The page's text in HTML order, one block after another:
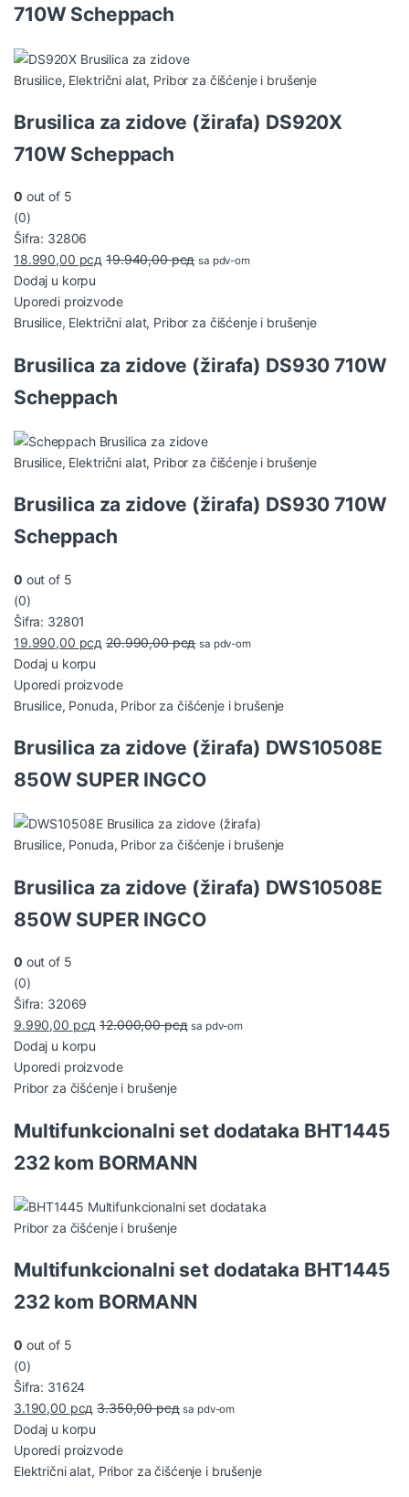
710W Scheppach
Brusilice, Električni alat, Pribor za čišćenje i brušenje
Brusilica za zidove (žirafa) DS920X
710W Scheppach
0 out of 5
(0)
Šifra: 32806
18.990,00 рсд 19.940,00рсд sa pdv-om
Dodaj u korpu
Uporedi proizvode
Brusilice, Električni alat, Pribor za čišćenje i brušenje
Brusilica za zidove (žirafa) DS930 710W
Scheppach
Brusilice, Električni alat, Pribor za čišćenje i brušenje
Brusilica za zidove (žirafa) DS930 710W
Scheppach
0 out of 5
(0)
Šifra: 32801
19.990,00 рсд 20.990,00рсд sa pdv-om
Dodaj u korpu
Uporedi proizvode
Brusilice, Ponuda, Pribor za čišćenje i brušenje
Brusilica za zidove (žirafa) DWS10508E
850W SUPER INGCO
Brusilice, Ponuda, Pribor za čišćenje i brušenje
Brusilica za zidove (žirafa) DWS10508E
850W SUPER INGCO
0 out of 5
(0)
Šifra: 32069
9.990,00 рсд 12.000,00рсд sa pdv-om
Dodaj u korpu
Uporedi proizvode
Pribor za čišćenje i brušenje
Multifunkcionalni set dodataka BHT1445
232 kom BORMANN
Pribor za čišćenje i brušenje
Multifunkcionalni set dodataka BHT1445
232 kom BORMANN
0 out of 5
(0)
Šifra: 31624
3.190,00 рсд 3.350,00рсд sa pdv-om
Dodaj u korpu
Uporedi proizvode
Električni alat, Pribor za čišćenje i brušenje